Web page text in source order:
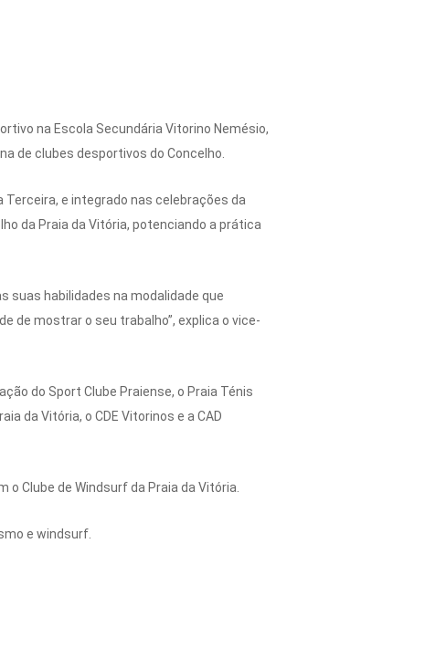
na Escola Secundária Vitorino Nemésio,
de clubes desportivos do Concelho.
Terceira, e integrado nas celebrações da
da Praia da Vitória, potenciando a prática
suas habilidades na modalidade que
de mostrar o seu trabalho”, explica o vice-
do Sport Clube Praiense, o Praia Ténis
da Vitória, o CDE Vitorinos e a CAD
Clube de Windsurf da Praia da Vitória.
e windsurf.